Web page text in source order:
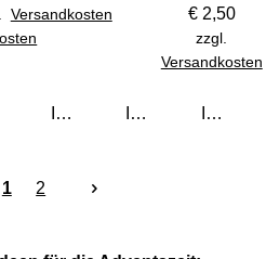
Warenkorb
Versandkosten
In den WarenkorbIn den Warenkorb
€ 2,50
zzgl.
Versandkosten
In den
1 2